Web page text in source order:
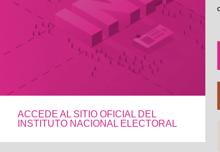
ACCEDE AL SITIO OFICIAL DEL
INSTITUTO NACIONAL ELECTORAL